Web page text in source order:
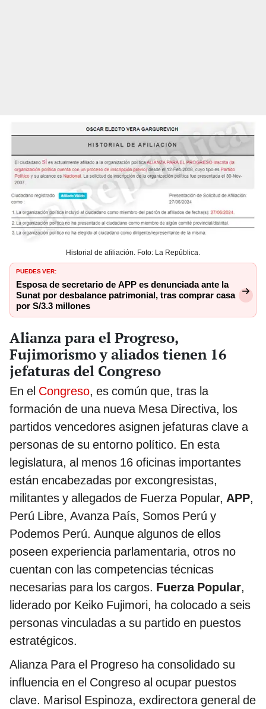
Historial de afiliación. Foto: La República.
PUEDES VER:
Esposa de secretario de APP es denunciada ante la
Sunat por desbalance patrimonial, tras comprar casa
por S/3.3 millones
Alianza para el Progreso,
Fujimorismo y aliados tienen 16
jefaturas del Congreso
En el Congreso, es común que, tras la
formación de una nueva Mesa Directiva, los
partidos vencedores asignen jefaturas clave a
personas de su entorno político. En esta
legislatura, al menos 16 oficinas importantes
están encabezadas por excongresistas,
militantes y allegados de Fuerza Popular, APP,
Perú Libre, Avanza País, Somos Perú y
Podemos Perú. Aunque algunos de ellos
poseen experiencia parlamentaria, otros no
cuentan con las competencias técnicas
necesarias para los cargos. Fuerza Popular,
liderado por Keiko Fujimori, ha colocado a seis
personas vinculadas a su partido en puestos
estratégicos.
Alianza Para el Progreso ha consolidado su
influencia en el Congreso al ocupar puestos
clave. Marisol Espinoza, exdirectora general de